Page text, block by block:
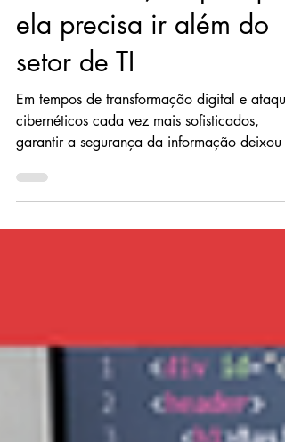
da Informação: por que
ela precisa ir além do
setor de TI
Em tempos de transformação digital e
cibernéticos cada vez mais sofisticados,
garantir a segurança da informação deixou